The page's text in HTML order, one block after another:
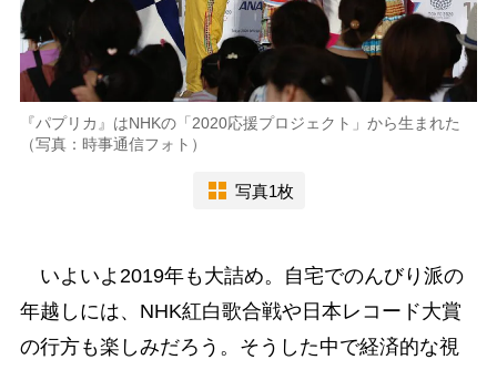
『パプリカ』はNHKの「2020応援プロジェクト」から生まれた
（写真：時事通信フォト）
写真1枚
いよいよ2019年も大詰め。自宅でのんびり派の
年越しには、NHK紅白歌合戦や日本レコード大賞
の行方も楽しみだろう。そうした中で経済的な視